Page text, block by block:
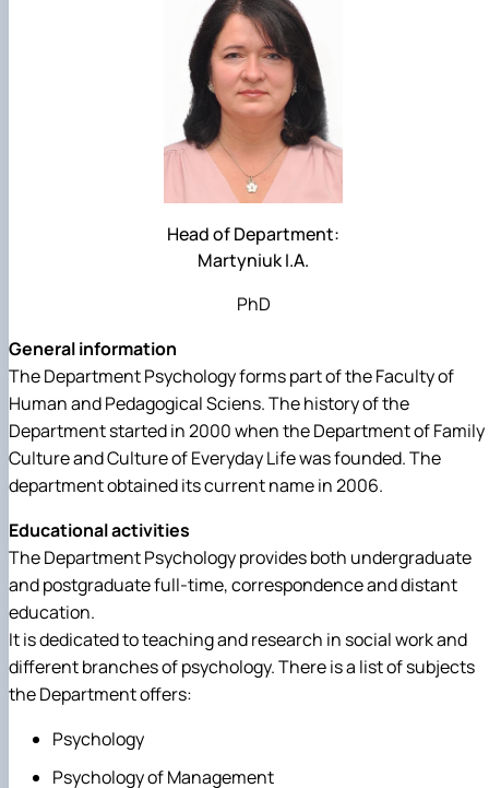
Head of Department:
Martyniuk I.A.
PhD
General information
The Department Psychology forms part of the Faculty of
Human and Pedagogical Sciens. The history of the
Department started in 2000 when the Department of Family
Culture and Culture of Everyday Life was founded. The
department obtained its current name in 2006.
Educational activities
The Department Psychology provides both undergraduate
and postgraduate full-time, correspondence and distant
education.
It is dedicated to teaching and research in social work and
different branches of psychology. There is a list of subjects
the Department offers:
Psychology
Psychology of Management